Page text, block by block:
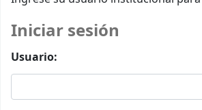
Iniciar sesión
Usuario: